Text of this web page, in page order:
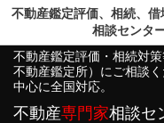
不動産鑑定評価、相続、
相談センタ
不動産鑑定評価・相続対
不動産鑑定所）にご相談
中心に全国対応。
不動産専門家相談セ